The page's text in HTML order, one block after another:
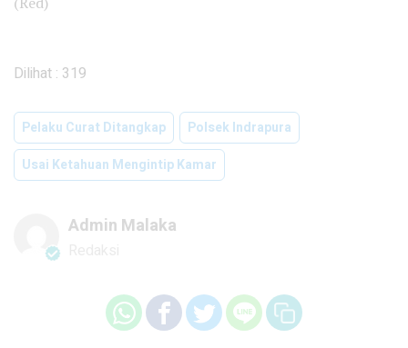
Dilihat : 319
Pelaku Curat Ditangkap
Polsek Indrapura
Usai Ketahuan Mengintip Kamar
Admin Malaka